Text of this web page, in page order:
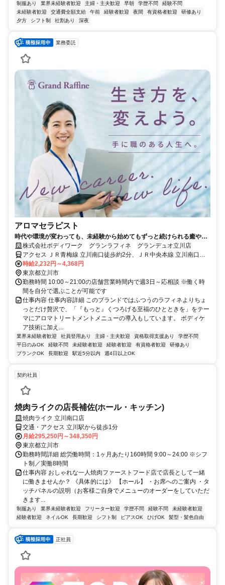
制服あり 業界未経験者歓迎 主婦・主夫歓迎 早朝 学歴不問
経験不問
未経験者歓迎
交通費全額支給 午前 経験者歓迎 夜間 有資格者歓迎
研修あり
夕方
シフト制 社割あり 深夜
業務委託
アロマセラピスト
時代や環境が変わっても、未経験から始めてもずっと続けられる癒やし
の仕事。手に職を身につけて、生き方を変えよう。
株式会社ボディワーク グランラフィネ グランデュオ立川店
アクセス ＪＲ青梅線 立川南口徒歩約2分、ＪＲ中央本線 立川南口徒
歩約2分、ＪＲ南武線 立川南口徒歩約2分 最寄駅：立川駅
時給2,232円～4,368円
東京都立川市
勤務時間 10:00～21:00の店舗営業時間内で週3日～応相談 ※働く時
間を自分で選ぶことが可能です
仕事内容 仕事内容詳細 このブランドではふつうのラフィネよりちょ
っとだけ贅沢で、「『もっと』くつろげる至福のひとときを」をテー
マにアロマトリートメントメニューの導入もしています。 ボディケ
ア技術に加え...
業界未経験者歓迎 社員登用あり 主婦・主夫歓迎 資格取得支援あり
学歴不問
平日のみOK
経験不問 未経験者歓迎 経験者歓迎 有資格者歓迎
研修あり
ブランクOK
長期歓迎 駅近5分以内 週4日以上OK
契約社員
焼肉ライクの店長補佐(ホール・キッチン)
焼肉ライク 立川南口店
交通・アクセス 立川駅から徒歩1分
月給295,250円～348,350円
東京都立川市
勤務時間詳細 総労働時間：1ヶ月あたり160時間 9:00～24:00 ※シフ
ト制／実働8時間
仕事内容 おしゃれな一人焼肉ファーストフード店で店長として一緒
に働きませんか？ 《具体的には》 【ホール】 ・お席へのご案内 ・タ
ッチパネルの説明（お客様ご自身でメニューのオーダーをしていただ
きます...
制服あり 業界未経験者歓迎 フリーター歓迎 学歴不問 経験不問
未経験者歓迎
経験者歓迎
ネイルOK 長期歓迎 シフト制 ピアスOK ひげOK 髪型・髪色自由
正社員